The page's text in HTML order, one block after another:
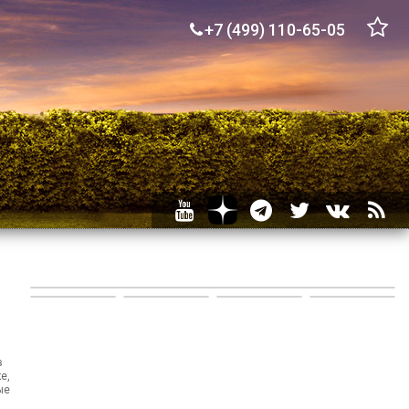
+7 (499) 110-65-05